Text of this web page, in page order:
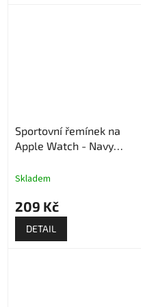
Sportovní řemínek na
Apple Watch - Navy
Skladem
209 Kč
DETAIL